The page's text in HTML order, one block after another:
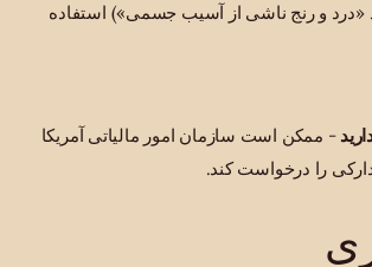
و رنج ناشی از آسیب جسمی») استفاده
- ممکن است سازمان امور مالیاتی آمریکا